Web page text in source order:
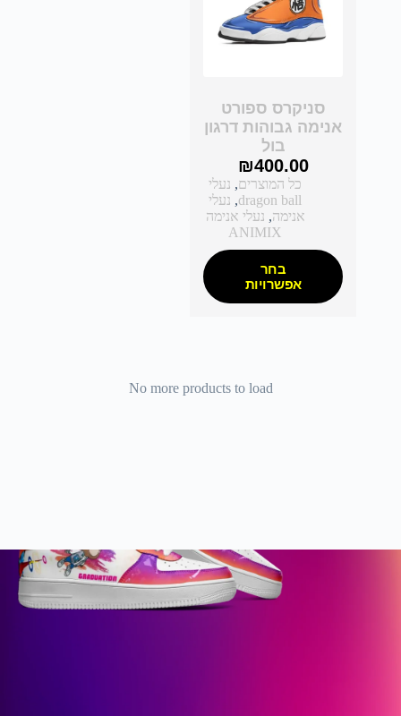
סניקרס ספורט
אנימה גבוהות דרגון
בול
₪400.00
כל המוצרים, נעלי
dragon ball
, נעלי
אנימה, נעלי אנימה
ANIMIX
בחר
אפשרויות
No more products to load